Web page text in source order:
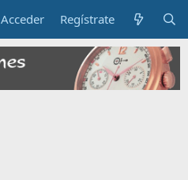
Acceder Regístrate